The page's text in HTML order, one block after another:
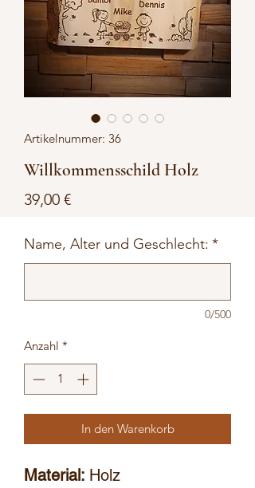
Artikelnummer: 36
Willkommensschild Holz
39,00 €Preis
Name, Alter und Geschlecht: *
0/500
Anzahl *
In den Warenkorb
Material: Holz